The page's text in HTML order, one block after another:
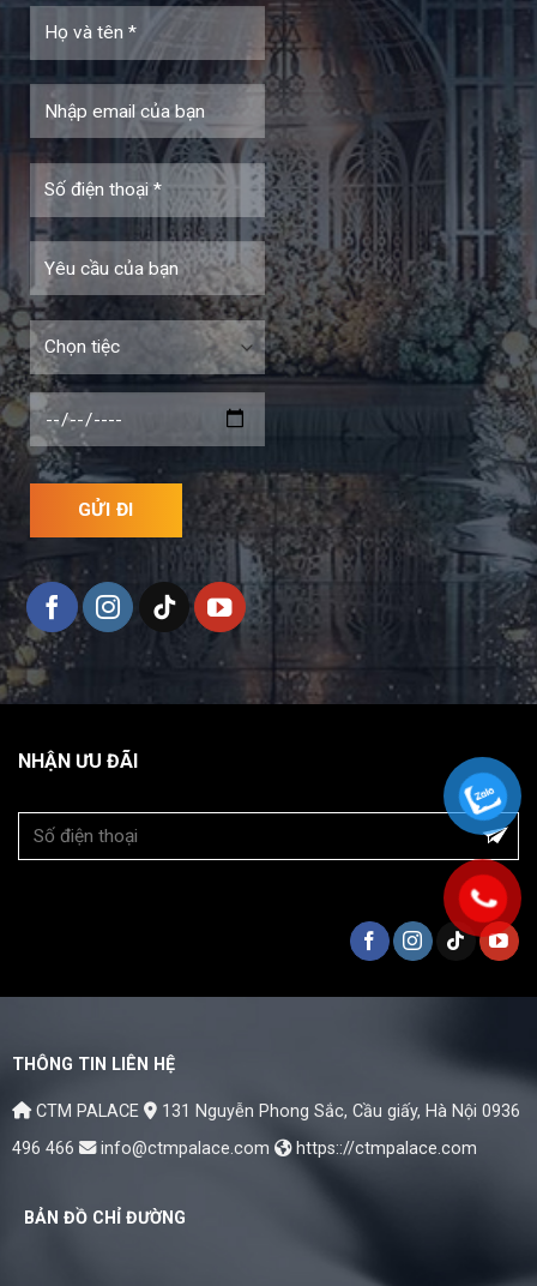
NHẬN ƯU ĐÃI
THÔNG TIN LIÊN HỆ
CTM PALACE 131 Nguyễn Phong Sắc, Cầu giấy, Hà Nội 0936
496 466
info@ctmpalace.com https:://ctmpalace.com
BẢN ĐỒ CHỈ ĐƯỜNG